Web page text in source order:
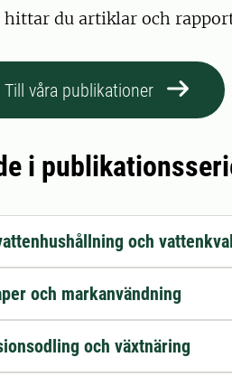
hittar du artiklar och
Till våra publikationer
i
och
och markanvändning
och växtnäring